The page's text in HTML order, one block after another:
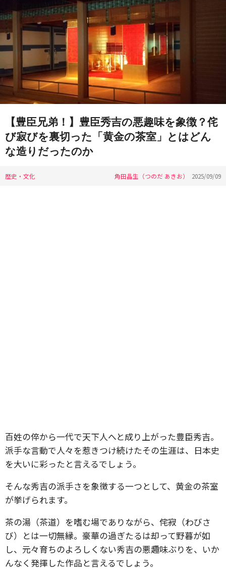
【豊臣兄弟！】豊臣秀吉の悪趣味を象徴？侘
び寂びを裏切った「黄金の茶室」とはどん
な造りだったのか
歴史・文化 角田晶生（つのだ あきお） 2025/09/09
百姓の倅から一代で天下人へと成り上がった豊臣秀吉。
派手な言動で人々を惹きつけ続けたその生涯は、日本史
を大いに彩ったと言えるでしょう。
そんな秀吉の派手さを象徴する一つとして、黄金の茶室
が挙げられます。
茶の湯（茶道）を嗜む場でありながら、侘寂（わびさ
び）とは一切無縁。豪華の過ぎたるは却って野暮が如
し、元々育ちのよろしくない秀吉の悪趣味ぶりを、いか
んなく発揮した作品と言えるでしょう。